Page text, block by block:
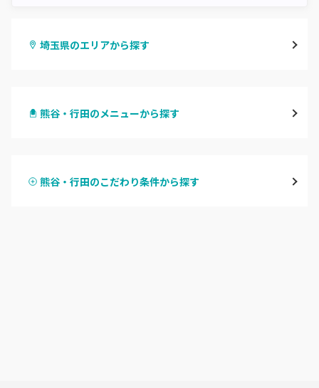
埼玉県のエリアから探す
与野
熊谷・行田のメニューから探す
ハンドスカルプ
熊谷・行田のこだわり条件から探す